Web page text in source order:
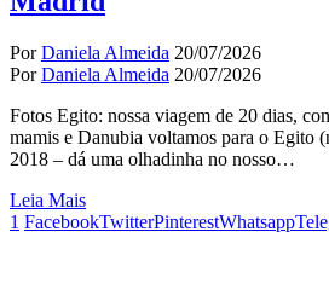
PorDaniela Almeida 20/07/2026
PorDaniela Almeida 20/07/2026
Fotos Egito: nossa viagem de 20 dias,
mamis e Danubia voltamos para o Egito
2018 – dá uma olhadinha no nosso…
Leia Mais
1 FacebookTwitterPinterestWhatsapp